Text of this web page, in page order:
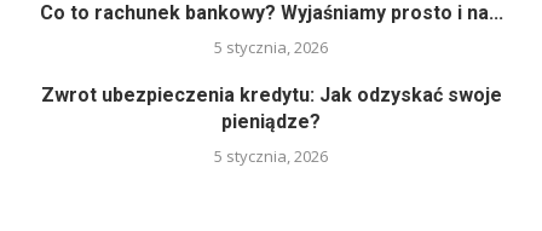
Co to rachunek bankowy? Wyjaśniamy prosto i na...
5 stycznia, 2026
Zwrot ubezpieczenia kredytu: Jak odzyskać swoje
pieniądze?
5 stycznia, 2026